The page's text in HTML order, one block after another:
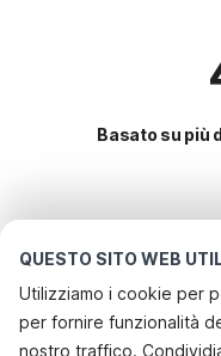
QUESTO SITO WEB
Utilizziamo i cookie per
per fornire funzionalità
nostro traffico.
Basato su più
vacanze
Servizi più popolari per
land